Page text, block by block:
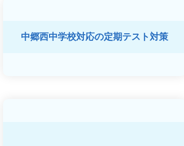
中郷西中学校対応の定期テスト対策